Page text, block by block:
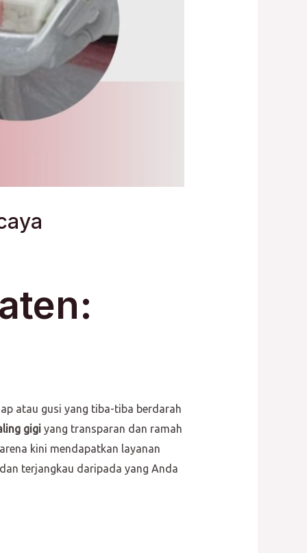
atau gusi yang tiba-tiba berdarah
gigiyang transparan dan ramah
kini mendapatkan layanan
terjangkau daripada yang Anda